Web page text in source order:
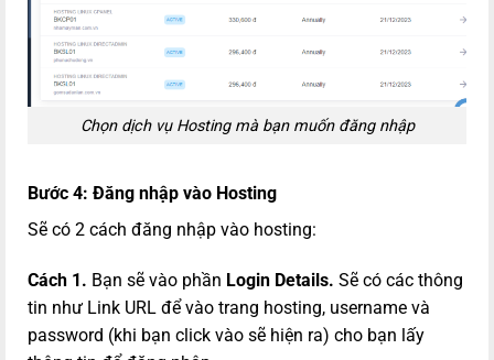
Chọn dịch vụ Hosting mà bạn muốn đăng nhập
Bước 4: Đăng nhập vào Hosting
Sẽ có 2 cách đăng nhập vào hosting:
Cách 1. Bạn sẽ vào phần Login Details. Sẽ có các thông
tin như Link URL để vào trang hosting, username và
password (khi bạn click vào sẽ hiện ra) cho bạn lấy